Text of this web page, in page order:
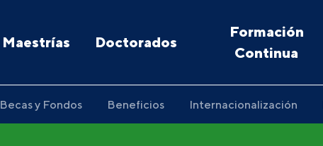
Maestrías Doctorados
Formación
Continua
Becas y Fondos Beneficios Internacionalización